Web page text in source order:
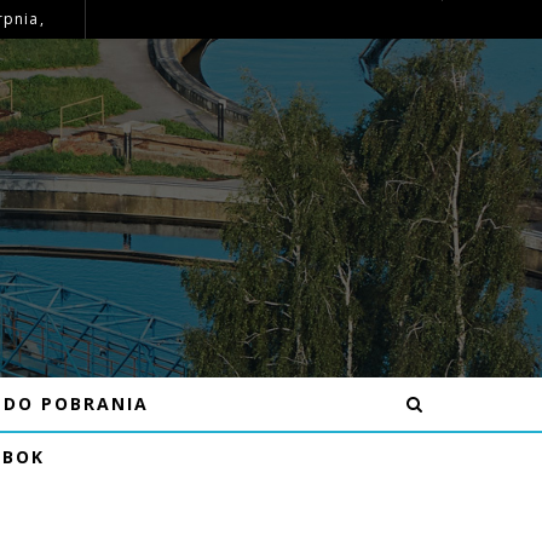
DO POBRANIA